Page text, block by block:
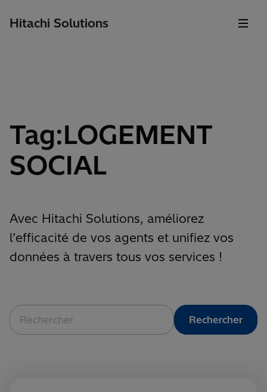
Hitachi Solutions
Tag:LOGEMENT
SOCIAL
Avec Hitachi Solutions, améliorez
l’efficacité de vos agents et unifiez vos
données à travers tous vos services !